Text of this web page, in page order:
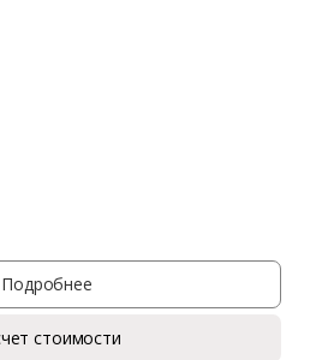
Подробнее
стоимости